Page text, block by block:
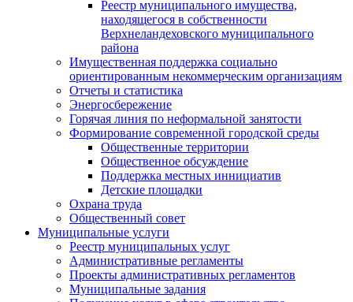
Реестр муниципального имущества,
находящегося в собственности
Верхнеландеховского муниципального
района
Имущественная поддержка социально
ориентированным некоммерческим организациям
Отчеты и статистика
Энергосбережение
Горячая линия по неформальной занятости
Формирование современной городской среды
Общественные территории
Общественное обсуждение
Поддержка местных иннициатив
Детские площадки
Охрана труда
Общественный совет
Муниципальные услуги
Реестр муниципальных услуг
Административные регламенты
Проекты административных регламентов
Муниципальные задания